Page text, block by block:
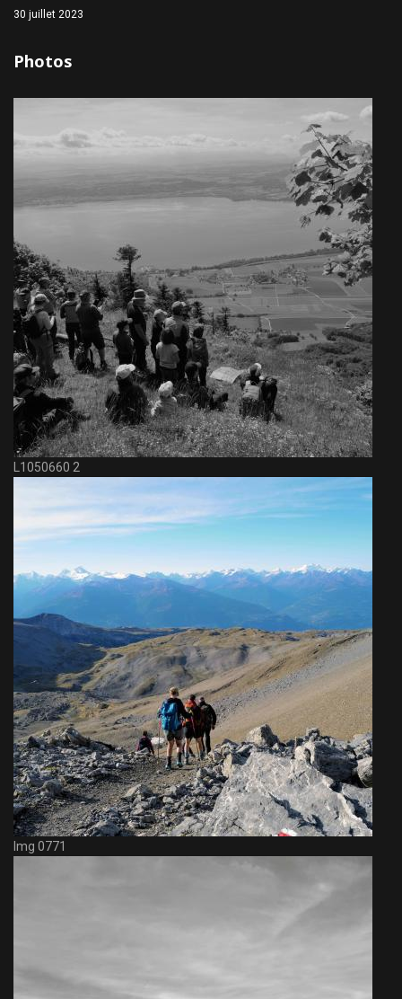
30 juillet 2023
Photos
L1050660 2
Img 0771